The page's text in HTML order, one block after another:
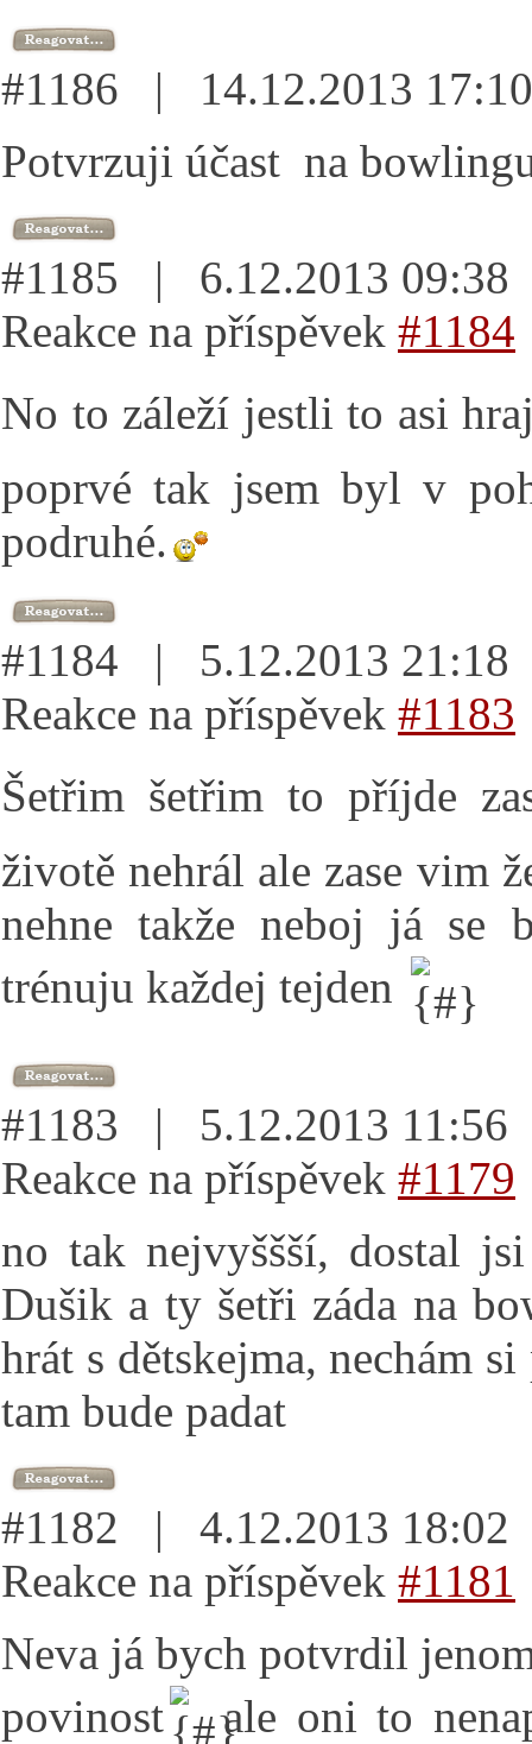
#1186 | 14.12.2013
Potvrzuji účast na
#1185 | 6.12.2013
Reakce na příspěvek #1184
No to záleží jestli to asi
poprvé tak jsem byl v
podruhé.
#1184 | 5.12.2013
Reakce na příspěvek #1183
Šetřim šetřim to příjde
životě nehrál ale zase vim
nehne takže neboj já se
trénuju každej tejden
#1183 | 5.12.2013
Reakce na příspěvek #1179
no tak nejvyššší, dostal
Dušik a ty šetři záda na
hrát s dětskejma, nechám
tam bude padat
#1182 | 4.12.2013
Reakce na příspěvek #1181
Neva já bych potvrdil
povinost
ale oni to